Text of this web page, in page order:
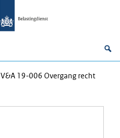
V&A 19-006 Overgang recht